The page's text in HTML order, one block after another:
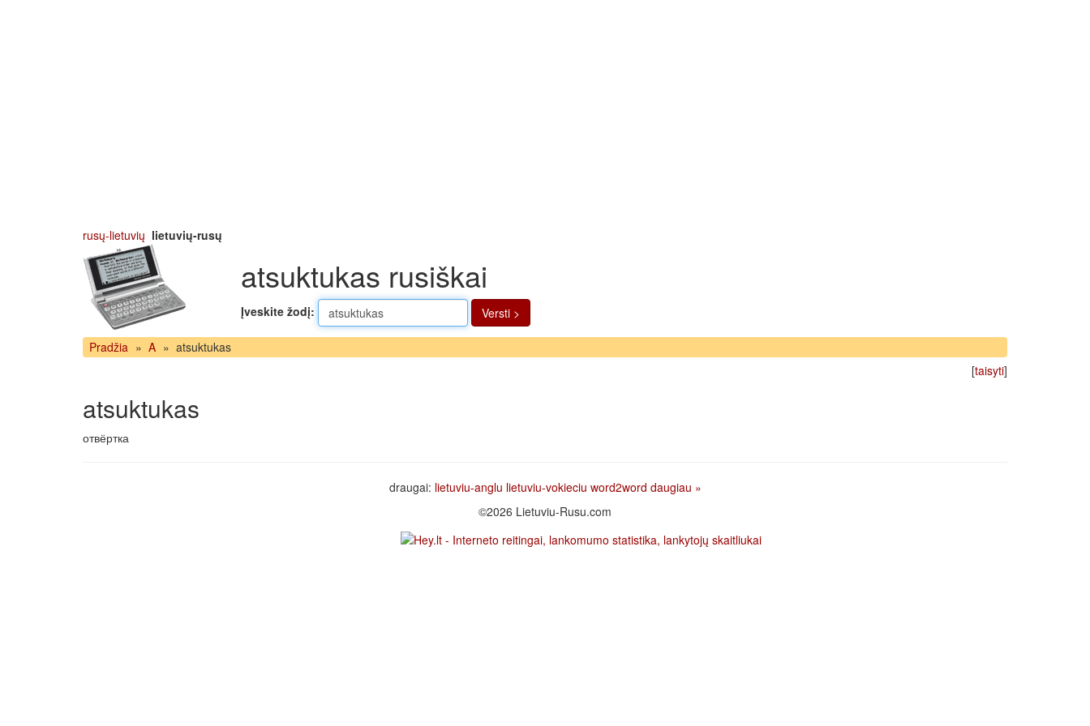
rusų-lietuvių lietuvių-rusų
atsuktukas rusiškai
Įveskite žodį: Versti >
Pradžia » A » atsuktukas
[taisyti]
atsuktukas
отвёртка
draugai: lietuviu-anglu lietuviu-vokieciu word2word daugiau »
©2026 Lietuviu-Rusu.com